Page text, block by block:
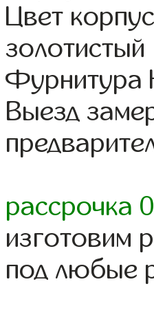
Цвет
золотистый
Фурнитура
Выезд
рассрочка
изготовим
под любые